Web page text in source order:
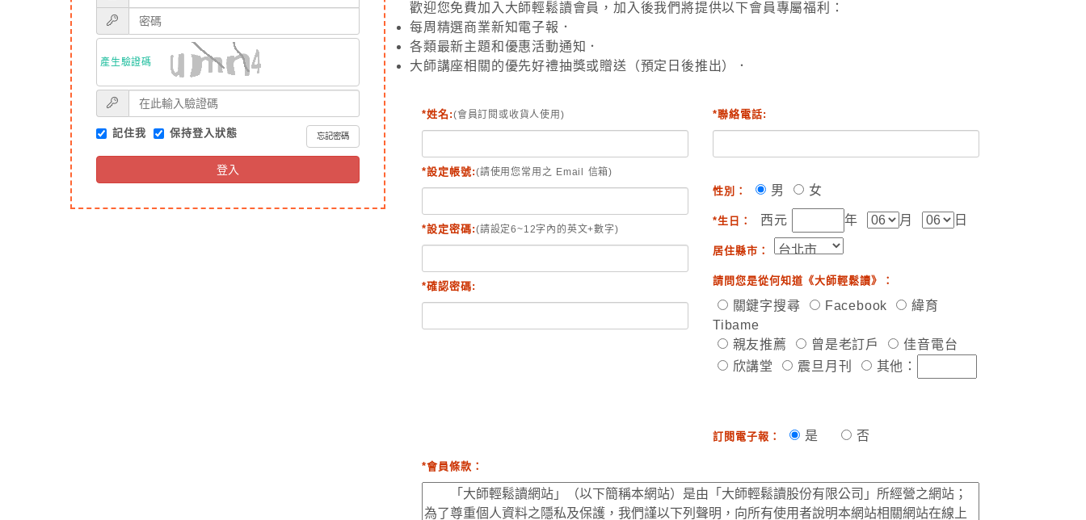
產生驗證碼
記住我 保持登入狀態 忘記密碼
登入
歡迎您免費加入大師輕鬆讀會員，加入後我們將提供以下會員專屬福利：
每周精選商業新知電子報．
各類最新主題和優惠活動通知．
大師講座相關的優先好禮抽獎或贈送（預定日後推出）．
*姓名:(會員訂閱或收貨人使用)
*設定帳號:(請使用您常用之 Email 信箱)
*設定密碼:(請設定6~12字內的英文+數字)
*確認密碼:
*聯絡電話:
性別： 男 女
*生日： 西元 年 月 日
居住縣市：
請問您是從何知道《大師輕鬆讀》：
關鍵字搜尋 Facebook
緯育
Tibame
親友推薦
曾是老訂戶
佳音電台
欣講堂
震旦月刊 其他：
訂閱電子報： 是 否
*會員條款：